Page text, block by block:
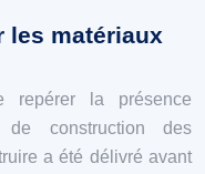
les matériaux
repérer la présence
de construction des
a été délivré avant